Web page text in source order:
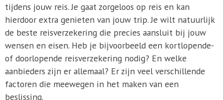
tijdens jouw reis. Je gaat zorgeloos op reis en kan
hierdoor extra genieten van jouw trip. Je wilt natuurlijk
de beste reisverzekering die precies aansluit bij jouw
wensen en eisen. Heb je bijvoorbeeld een kortlopende-
of doorlopende reisverzekering nodig? En welke
aanbieders zijn er allemaal? Er zijn veel verschillende
factoren die meewegen in het maken van een
beslissing.